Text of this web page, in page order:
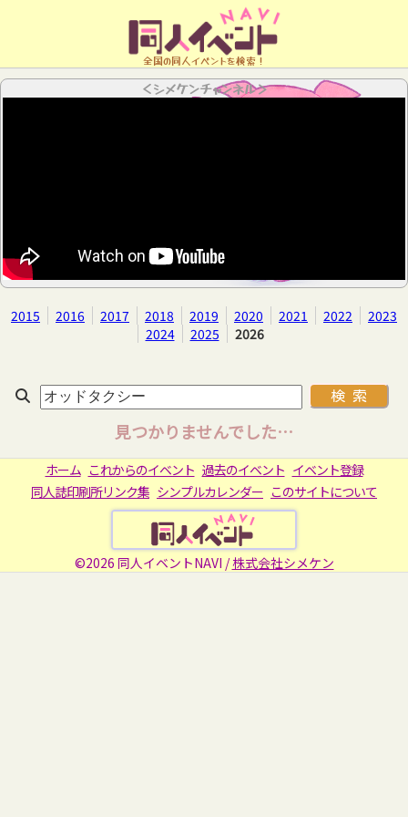
全国の同人イベントを検索！
＜シメケンチャンネル＞
2015 2016 2017 2018 2019 2020 2021 2022
2023
2024
2025 2026
見つかりませんでした…
ホーム これからのイベント 過去のイベント イベント登録
同人誌印刷所リンク集 シンプルカレンダー このサイトについて
©2026 同人イベントNAVI /株式会社シメケン